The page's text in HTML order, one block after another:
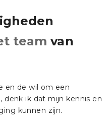
team van
en de wil om een
denk ik dat mijn kennis en
kunnen zijn.